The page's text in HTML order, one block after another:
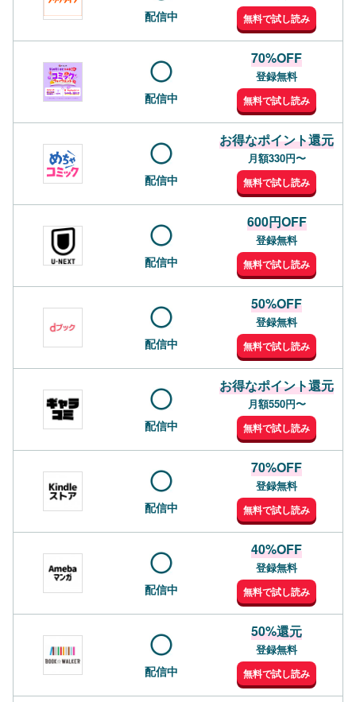
配信中 無料で試し読み
配信中
70%OFF
登録無料
無料で試し読み
配信中
お得なポイント還元
月額330円〜
無料で試し読み
配信中
600円OFF
登録無料
無料で試し読み
配信中
50%OFF
登録無料
無料で試し読み
配信中
お得なポイント還元
月額550円〜
無料で試し読み
配信中
70%OFF
登録無料
無料で試し読み
配信中
40%OFF
登録無料
無料で試し読み
配信中
50%還元
登録無料
無料で試し読み